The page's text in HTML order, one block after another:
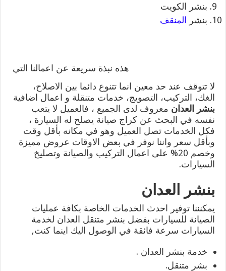
بنشر الكويت
بنشر المنقف
هذه نبذة سريعة عن اعمالنا التي
لا تتوقف عند حد معين انما تتنوع دائما بين الاصلاح،
الغك، التركيب، التصويج، خدمات متنقلة و اعمال اضافية
بنشر العدان معروف لدى الجميع ، فالعميل لا يتعب
نفسه في البحث عن كراج صيانة يصلح له السيارة ،
فكل الخدمات تصل العميل وهو في مكانه بأقل وقت
وبأقل سعر واننا نوفر في بعض الاوقات عروض مميزة
وخصم 20% على اعمال التركيب والصيانة وتصليخ
السيارات.
بنشر العدان
يمكنننا توفير احدث الخدمات الخاصة بكافة عمليات
الصيانة للسيارات بفضل بنشر متنقل العدان لخدمة
السيارات سرعة فائقة في الوصول اليك اينما كنت,
خدمة بنشر العدان .
بشر متنقل.